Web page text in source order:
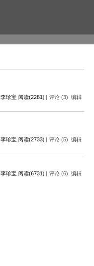
李珍宝 阅读(2281) | 评论 (3) 编辑
李珍宝 阅读(2733) | 评论 (5) 编辑
李珍宝 阅读(6731) | 评论 (6) 编辑